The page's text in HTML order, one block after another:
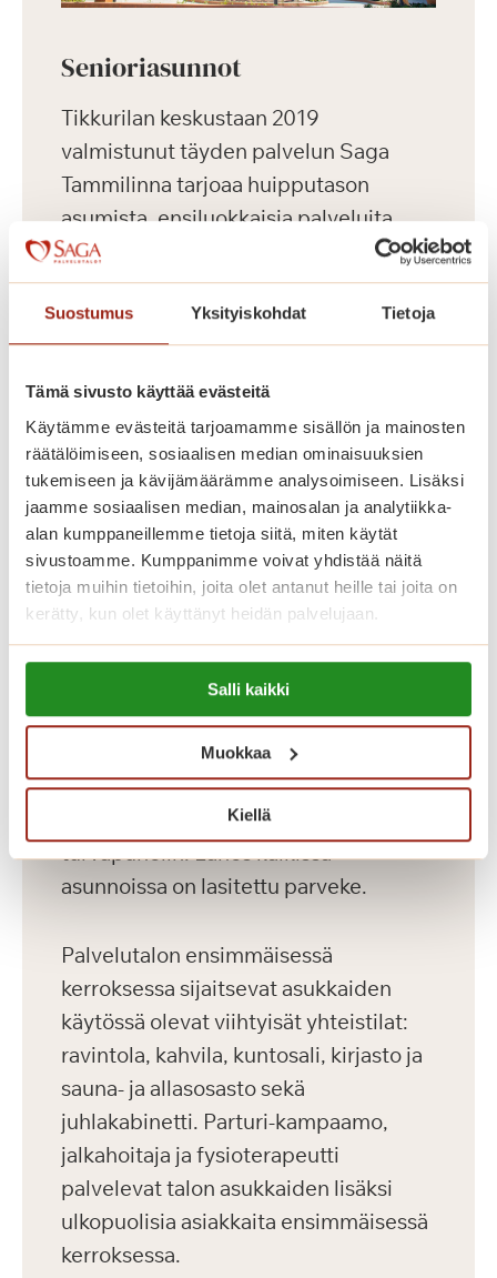
Suostumus Yksityiskohdat Tietoja
Tämä sivusto käyttää evästeitä
Käytämme evästeitä tarjoamamme sisällön ja mainosten
räätälöimiseen, sosiaalisen median ominaisuuksien
tukemiseen ja kävijämäärämme analysoimiseen. Lisäksi
jaamme sosiaalisen median, mainosalan ja analytiikka-
alan kumppaneillemme tietoja siitä, miten käytät
sivustoamme. Kumppanimme voivat yhdistää näitä
tietoja muihin tietoihin, joita olet antanut heille tai joita on
kerätty, kun olet käyttänyt heidän palvelujaan.
Lue lisää evästeistä:
https://sagacare.fi/evasteet/
Salli kaikki
Muokkaa
Kiellä
Senioriasunnot
Tikkurilan keskustaan 2019
valmistunut täyden palvelun Saga
Tammilinna tarjoaa huipputason
asumista, ensiluokkaisia palveluita
sekä aktiivista harrastus- ja
kulttuuritoimintaa ikäihmisille.
Keskeisen sijaintinsa ansiosta
palvelutalosta on hyvät kulkuyhteydet
useaan suuntaan.
Saga Tammilinnassa on yhteensä 129
vuokrattavaa senioriasuntoa, yksiöitä
ja kaksioita kooltaan 36-56 m2
kahdeksassa kerroksessa. Palvelutalon
hyvin varustellut senioriasunnot on
toteutettu yksityisten Saga-
palvelutalojen korkeiden
laatukriteerien mukaisesti. Meillä asut
omassa kodissasi, jonka voit sisustaa
mieleiseksesi. Kaikissa asunnoissa on
avara pohjaratkaisu, nykyaikainen
keittiö, esteetön kylpyhuone sekä
turvapuhelin. Lähes kaikissa
asunnoissa on lasitettu parveke.
Palvelutalon ensimmäisessä
kerroksessa sijaitsevat asukkaiden
käytössä olevat viihtyisät yhteistilat:
ravintola, kahvila, kuntosali, kirjasto ja
sauna- ja allasosasto sekä
juhlakabinetti. Parturi-kampaamo,
jalkahoitaja ja fysioterapeutti
palvelevat talon asukkaiden lisäksi
ulkopuolisia asiakkaita ensimmäisessä
kerroksessa.